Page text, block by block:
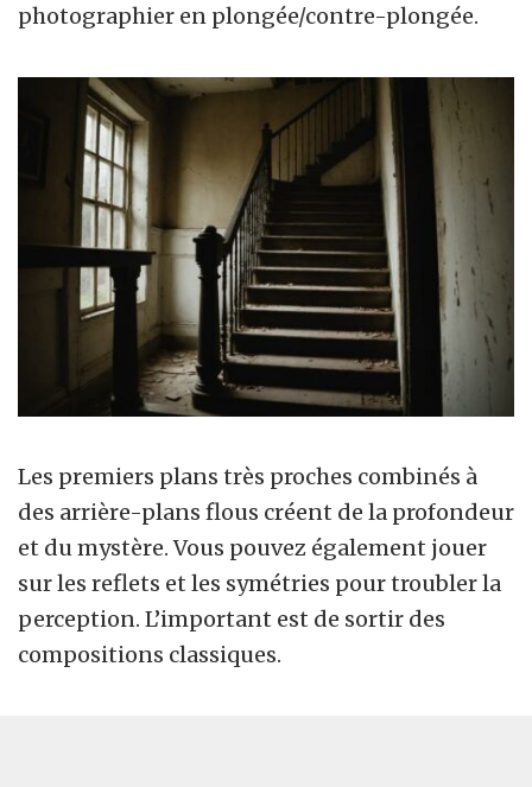
photographier en plongée/contre-plongée.
Les premiers plans très proches combinés à
des arrière-plans flous créent de la profondeur
et du mystère. Vous pouvez également jouer
sur les reflets et les symétries pour troubler la
perception. L’important est de sortir des
compositions classiques.